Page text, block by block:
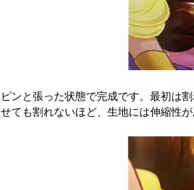
ピンと張った状態で完成です。最初は
せても割れないほど、生地には伸縮性